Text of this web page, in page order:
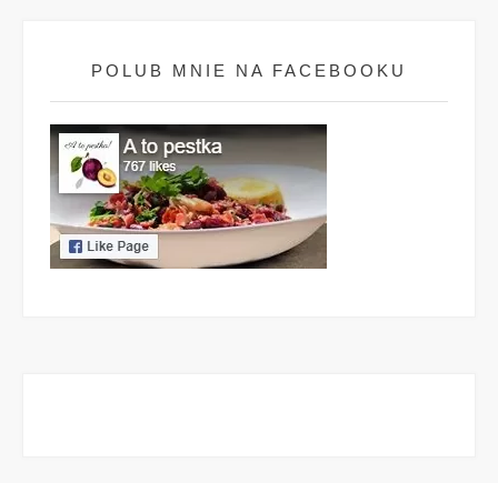
POLUB MNIE NA FACEBOOKU